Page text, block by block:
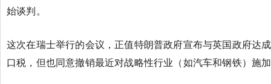
始谈判。
这次在瑞士举行的会议，正值特朗普政府宣布与英国政府达
口税，但也同意撤销最近对战略性行业（如汽车和钢铁）施